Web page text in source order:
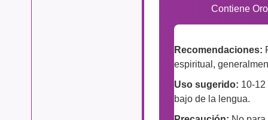
Contiene
Recomendaciones:
espiritual,
Uso sugerido: 10-
bajo de la lengua.